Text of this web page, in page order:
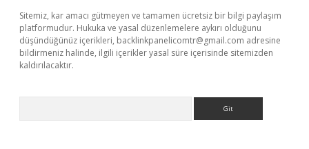
Sitemiz, kar amacı gütmeyen ve tamamen ücretsiz bir bilgi paylaşım
platformudur. Hukuka ve yasal düzenlemelere aykırı olduğunu
düşündüğünüz içerikleri, backlinkpanelicomtr@gmail.com adresine
bildirmeniz halinde, ilgili içerikler yasal süre içerisinde sitemizden
kaldırılacaktır.